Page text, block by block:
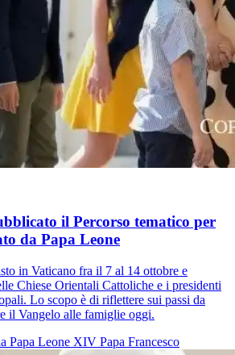
il Percorso tematico per
da Papa Leone
in Vaticano fra il 7 al 14 ottobre e
Chiese Orientali Cattoliche e i presidenti
Lo scopo è di riflettere sui passi da
il Vangelo alle famiglie oggi.
Papa Leone XIV Papa Francesco